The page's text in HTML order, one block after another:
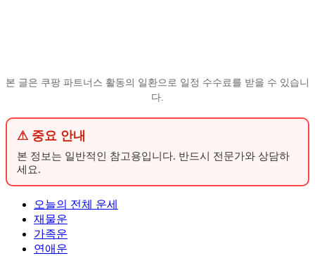
본 글은 쿠팡 파트너스 활동의 일환으로 일정 수수료를 받을 수 있습니
다.
⚠ 중요 안내
본 정보는 일반적인 참고용입니다. 반드시 전문가와 상담하
세요.
오늘의 전체 운세
재물운
가족운
연애운